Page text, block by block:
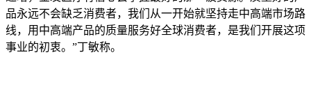
品永远不会缺乏消费者，我们从一开始就坚持走中高端市场路
线，用中高端产品的质量服务好全球消费者，是我们开展这项
事业的初衷。”丁敏称。